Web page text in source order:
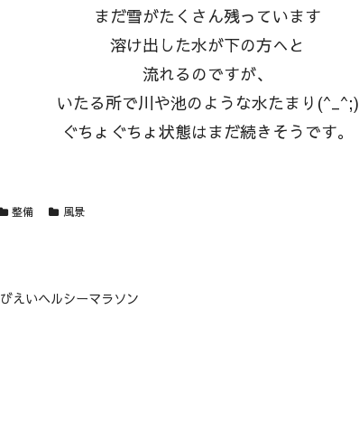
まだ雪がたくさん残っています
溶け出した水が下の方へと
流れるのですが、
いたる所で川や池のような水たまり(^_^;)
ぐちょぐちょ状態はまだ続きそうです。
整備 風景
びえいヘルシーマラソン